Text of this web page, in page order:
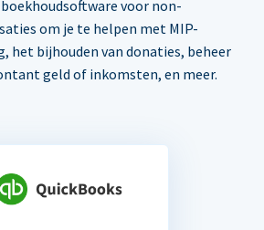
voor non-
om je te helpen met MIP-
het bijhouden van donaties, beheer
geld of inkomsten, en meer.